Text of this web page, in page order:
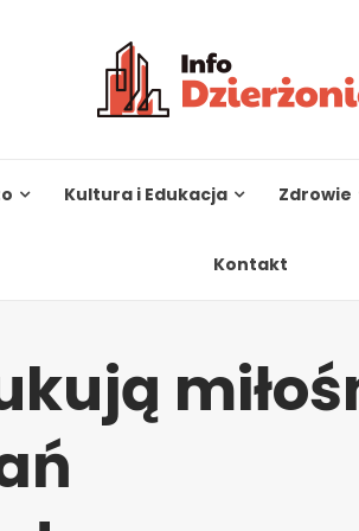
Kultura i Edukacja Zdrowie
Kontakt